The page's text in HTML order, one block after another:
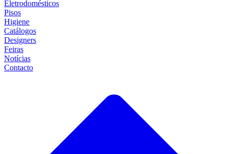
Eletrodomésticos
Pisos
Higiene
Catálogos
Designers
Feiras
Notícias
Contacto